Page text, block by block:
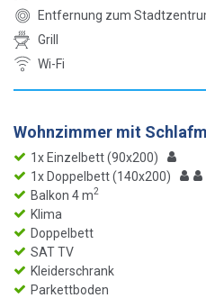
Entfernung zum
Grill
Wi-Fi
Wohnzimmer mit
1x Einzelbett (90x200)
1x Doppelbett (140x200)
Balkon 4 m2
Klima
Doppelbett
SAT TV
Kleiderschrank
Parkettboden